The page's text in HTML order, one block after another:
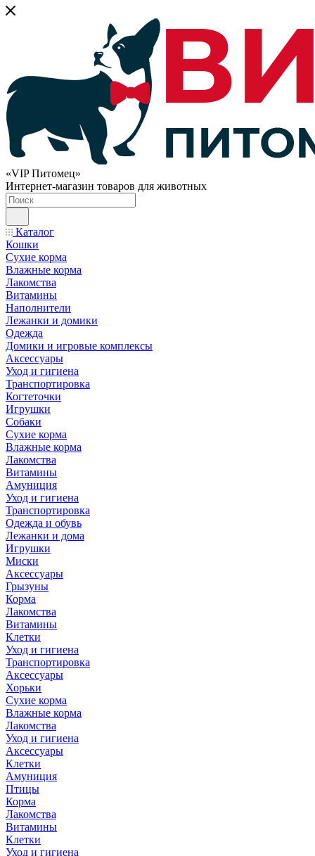
«VIP Питомец»
Интернет-магазин товаров для животных
Каталог
Кошки
Сухие корма
Влажные корма
Лакомства
Витамины
Наполнители
Лежанки и домики
Одежда
Домики и игровые комплексы
Аксессуары
Уход и гигиена
Транспортировка
Когтеточки
Игрушки
Собаки
Сухие корма
Влажные корма
Лакомства
Витамины
Амуниция
Уход и гигиена
Транспортировка
Одежда и обувь
Лежанки и дома
Игрушки
Миски
Аксессуары
Грызуны
Корма
Лакомства
Витамины
Клетки
Уход и гигиена
Транспортировка
Аксессуары
Хорьки
Сухие корма
Влажные корма
Лакомства
Уход и гигиена
Аксессуары
Клетки
Амуниция
Птицы
Корма
Лакомства
Витамины
Клетки
Уход и гигиена